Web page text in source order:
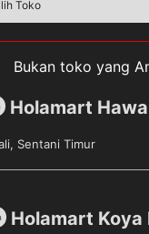
Pewangi
Toko
Bukan toko yang
Holamart
Sentani Timur
Holamart Koya